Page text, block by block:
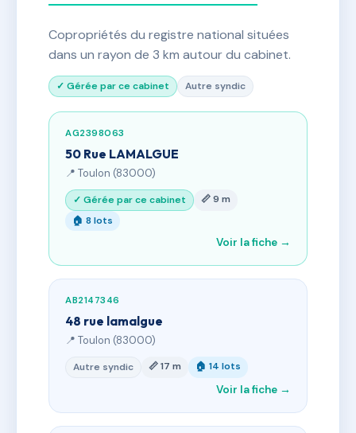
Copropriétés du registre national situées
dans un rayon de 3 km autour du cabinet.
✓ Gérée par ce cabinet Autre syndic
AG2398063
50 Rue LAMALGUE
📍 Toulon (83000)
✓ Gérée par ce cabinet
📏 9 m
🏠 8 lots
Voir la fiche →
AB2147346
48 rue lamalgue
📍 Toulon (83000)
Autre syndic 📏 17 m 🏠 14 lots
Voir la fiche →